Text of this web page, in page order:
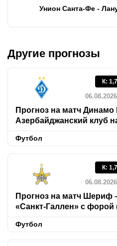
Унион Санта-Фе -
Другие прогнозы
К:
06.08.2026
Прогноз на матч Динамо
Азербайджанский клуб
Футбол
К:
06.08.2026
Прогноз на матч Шериф
«Санкт-Галлен» с форой
Футбол